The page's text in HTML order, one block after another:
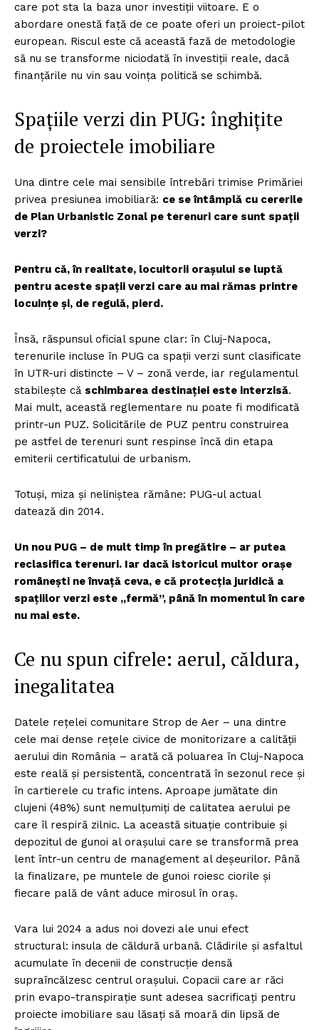
care pot sta la baza unor investiții viitoare. E o
abordare onestă față de ce poate oferi un proiect-pilot
european. Riscul este că această fază de metodologie
să nu se transforme niciodată în investiții reale, dacă
finanțările nu vin sau voința politică se schimbă.
Spațiile verzi din PUG: înghițite
de proiectele imobiliare
Una dintre cele mai sensibile întrebări trimise Primăriei
privea presiunea imobiliară: ce se întâmplă cu cererile
de Plan Urbanistic Zonal pe terenuri care sunt spații
verzi?
Pentru că, în realitate, locuitorii orașului se luptă
pentru aceste spații verzi care au mai rămas printre
locuințe și, de regulă, pierd.
Însă, răspunsul oficial spune clar: în Cluj-Napoca,
terenurile incluse în PUG ca spații verzi sunt clasificate
în UTR-uri distincte – V – zonă verde, iar regulamentul
stabilește că schimbarea destinației este interzisă.
Mai mult, această reglementare nu poate fi modificată
printr-un PUZ. Solicitările de PUZ pentru construirea
pe astfel de terenuri sunt respinse încă din etapa
emiterii certificatului de urbanism.
Totuși, miza și neliniștea rămâne: PUG-ul actual
datează din 2014.
Un nou PUG – de mult timp în pregătire – ar putea
reclasifica terenuri. Iar dacă istoricul multor orașe
românești ne învață ceva, e că protecția juridică a
spațiilor verzi este „fermă”, până în momentul în care
nu mai este.
Ce nu spun cifrele: aerul, căldura,
inegalitatea
Datele rețelei comunitare Strop de Aer – una dintre
cele mai dense rețele civice de monitorizare a calității
aerului din România – arată că poluarea în Cluj-Napoca
este reală și persistentă, concentrată în sezonul rece și
în cartierele cu trafic intens. Aproape jumătate din
clujeni (48%) sunt nemulțumiți de calitatea aerului pe
care îl respiră zilnic. La această situație contribuie și
depozitul de gunoi al orașului care se transformă prea
lent într-un centru de management al deșeurilor. Până
la finalizare, pe muntele de gunoi roiesc ciorile și
fiecare pală de vânt aduce mirosul în oraș.
Vara lui 2024 a adus noi dovezi ale unui efect
structural: insula de căldură urbană. Clădirile și asfaltul
acumulate în decenii de construcție densă
supraîncălzesc centrul orașului. Copacii care ar răci
prin evapo-transpirație sunt adesea sacrificați pentru
proiecte imobiliare sau lăsați să moară din lipsă de